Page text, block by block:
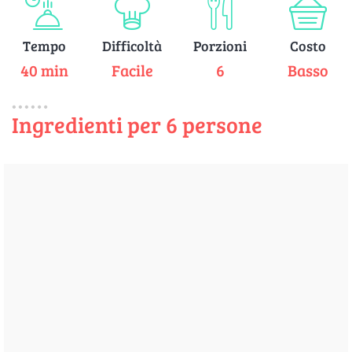
Tempo
40 min
Difficoltà
Facile
Porzioni
6
Costo
Basso
Ingredienti per 6 persone